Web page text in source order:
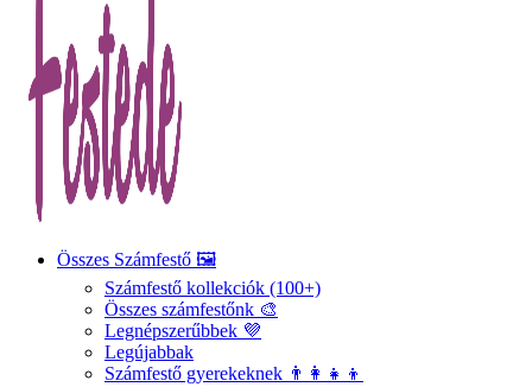
Összes Számfestő 🖼️
Számfestő kollekciók (100+)
Összes számfestőnk 🎨
Legnépszerűbbek 💜
Legújabbak
Számfestő gyerekeknek 👨‍👩‍👧‍👦